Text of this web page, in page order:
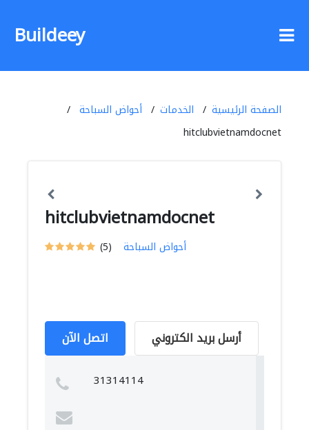
Buildeey
الصفحة الرئيسية الخدمات
أحواض السباحة
hitclubvietnamdocnet
hitclubvietnamdocnet
(5) أحواض السباحة
اتصل الآن أرسل بريد الكتروني
31314114